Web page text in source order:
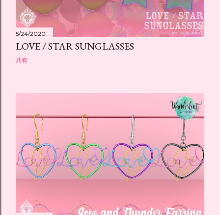
5/24/2020
LOVE / STAR SUNGLASSES
共有